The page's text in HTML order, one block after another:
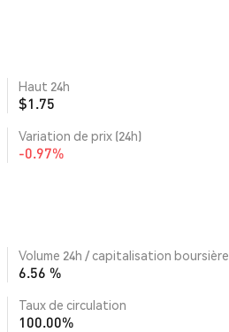
Haut 24h
$1.75
Variation de prix (24h)
-0.97%
Volume 24h / capitalisation boursière
6.56 %
Taux de circulation
100.00%